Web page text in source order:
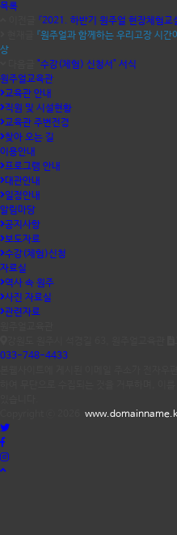
목록
『2021. 하반기 원주얼 현장체험교
『원주얼과 함께하는 우리고장 시간
상
"수강(체험) 신청서" 서식
원주얼교육관
교육관 안내
직원 및 시설현황
교육관 주변전경
찾아 오는 길
이용안내
프로그램 안내
대관안내
일정안내
알림마당
공지사항
보도자료
수강(체험)신청
자료실
역사 속 원주
사진 자료실
관련자료
033-748-4433